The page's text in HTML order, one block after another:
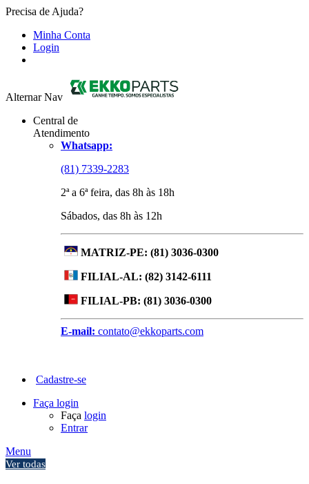
Precisa de Ajuda?
Minha Conta
Login
Alternar Nav
Central de
Atendimento
Whatsapp:
(81) 7339-2283
2ª a 6ª feira, das 8h às 18h
Sábados, das 8h às 12h
MATRIZ-PE: (81) 3036-0300
FILIAL-AL: (82) 3142-6111
FILIAL-PB: (81) 3036-0300
E-mail: contato@ekkoparts.com
Cadastre-se
Faça login
Faça login
Entrar
Menu
Ver todas